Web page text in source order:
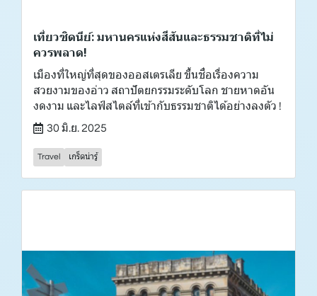
เที่ยวซิดนีย์: มหานครแห่งสีสันและธรรมชาติที่ไม่
ควรพลาด!
เมืองที่ใหญ่ที่สุดของออสเตรเลีย ขึ้นชื่อเรื่องความ
สวยงามของอ่าว สถาปัตยกรรมระดับโลก ชายหาดอัน
งดงาม และไลฟ์สไตล์ที่เข้ากับธรรมชาติได้อย่างลงตัว !
30 มิ.ย. 2025
Travel เกร็ดน่ารู้